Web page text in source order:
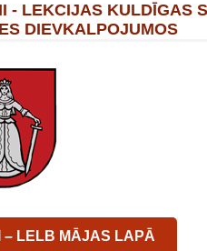
- LEKCIJAS KULDĪGAS
DIEVKALPOJUMOS
LELB MĀJAS LAPĀ